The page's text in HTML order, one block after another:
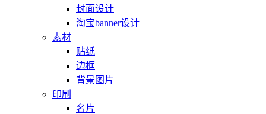
封面设计
淘宝banner设计
素材
贴纸
边框
背景图片
印刷
名片